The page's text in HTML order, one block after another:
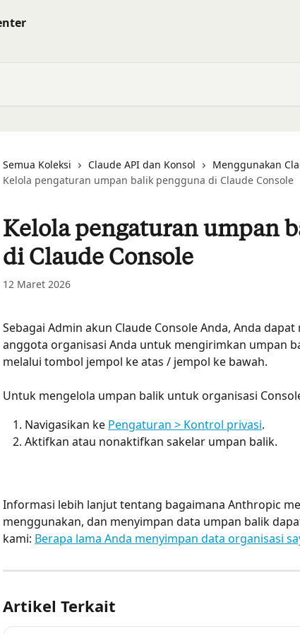
Semua Koleksi Claude API dan Konsol
Menggunakan
Kelola pengaturan umpan balik pengguna di Claude Console
Kelola pengaturan umpan
di Claude Console
12 Maret 2026
Sebagai Admin akun Claude Console Anda, Anda
anggota organisasi Anda untuk mengirimkan umpan
melalui tombol jempol ke atas / jempol ke bawah.
Untuk mengelola umpan balik untuk organisasi
Navigasikan ke Pengaturan > Kontrol privasi.
Aktifkan atau nonaktifkan sakelar umpan balik.
Informasi lebih lanjut tentang bagaimana Anthropic
menggunakan, dan menyimpan data umpan balik
kami: Berapa lama Anda menyimpan data organisasi
Artikel Terkait